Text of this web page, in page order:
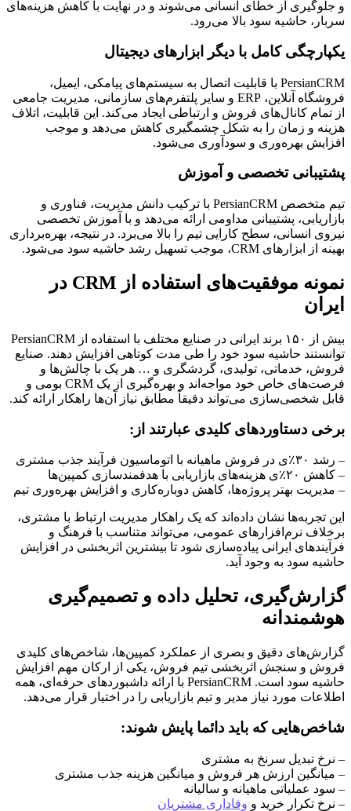
و جلوگیری از خطای انسانی می‌شوند و در نهایت با کاهش هزینه‌های
سربار، حاشیه سود بالا می‌رود.
یکپارچگی کامل با دیگر ابزارهای دیجیتال
PersianCRM با قابلیت اتصال به سیستم‌های پیامکی، ایمیل،
فروشگاه آنلاین، ERP و سایر پلتفرم‌های سازمانی، مدیریت جامعی
از تمام کانال‌های فروش و ارتباطی ایجاد می‌کند. این قابلیت، اتلاف
هزینه و زمان را به شکل چشمگیری کاهش می‌دهد و موجب
افزایش بهره‌وری و سودآوری می‌شود.
پشتیبانی تخصصی و آموزش
تیم متخصص PersianCRM با ترکیب دانش مدیریت، فناوری و
بازاریابی، پشتیبانی مداومی ارائه می‌دهد و با آموزش تخصصی
نیروی انسانی، سطح کارایی تیم را بالا می‌برد. در نتیجه، بهره‌برداری
بهینه از ابزارهای CRM، موجب تسهیل رشد حاشیه سود می‌شود.
نمونه موفقیت‌های استفاده از CRM در
ایران
بیش از ۱۵۰ برند ایرانی در صنایع مختلف با استفاده از PersianCRM
توانستند حاشیه سود خود را طی مدت کوتاهی افزایش دهند. صنایع
فروش، خدماتی، تولیدی، گردشگری و … هر یک با چالش‌ها و
فرصت‌های خاص خود مواجه‌اند و بهره‌گیری از یک CRM بومی و
قابل شخصی‌سازی می‌تواند دقیقاً مطابق نیاز آن‌ها راهکار ارائه کند.
برخی دستاوردهای کلیدی عبارتند از:
– رشد ۳۰٪ی در فروش ماهیانه با اتوماسیون فرآیند جذب مشتری
– کاهش ۲۰٪ی هزینه‌های بازاریابی با هدفمندسازی کمپین‌ها
– مدیریت بهتر پروژه‌ها، کاهش دوباره‌کاری و افزایش بهره‌وری تیم
این تجربه‌ها نشان داده‌اند که یک راهکار مدیریت ارتباط با مشتری،
برخلاف نرم‌افزارهای عمومی، می‌تواند متناسب با فرهنگ و
فرآیندهای ایرانی پیاده‌سازی شود تا بیشترین اثربخشی در افزایش
حاشیه سود به وجود آید.
گزارش‌گیری، تحلیل داده و تصمیم‌گیری
هوشمندانه
گزارش‌های دقیق و بصری از عملکرد کمپین‌ها، شاخص‌های کلیدی
فروش و سنجش اثربخشی تیم فروش، یکی از ارکان مهم افزایش
حاشیه سود است. PersianCRM با ارائه داشبوردهای حرفه‌ای، همه
اطلاعات مورد نیاز مدیر و تیم بازاریابی را در اختیار قرار می‌دهد.
شاخص‌هایی که باید دائما پایش شوند:
– نرخ تبدیل سرنخ به مشتری
– میانگین ارزش هر فروش و میانگین هزینه جذب مشتری
– سود عملیاتی ماهیانه و سالیانه
– نرخ تکرار خرید و وفاداری مشتریان